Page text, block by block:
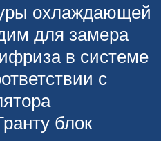
охлаждающей
для замера
в системе
с
блок